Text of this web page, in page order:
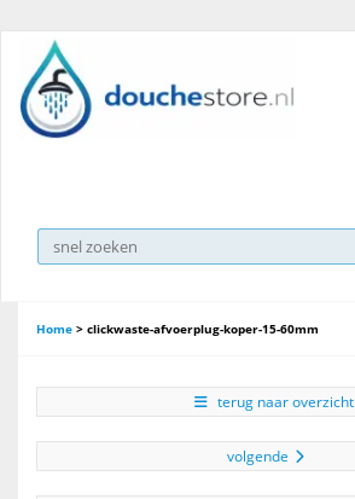
Home > clickwaste-afvoerplug-koper-15-60mm
terug naar overzicht
volgende